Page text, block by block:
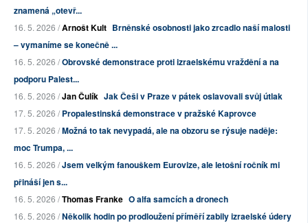
znamená „otevř...
16. 5. 2026 /Arnošt Kult Brněnské osobnosti jako zrcadlo naší malosti
– vymaníme se konečně ...
16. 5. 2026 /Obrovské demonstrace proti izraelskému vraždění a na
podporu Palest...
16. 5. 2026 /Jan Čulík Jak Češi v Praze v pátek oslavovali svůj útlak
17. 5. 2026 /Propalestinská demonstrace v pražské Kaprovce
17. 5. 2026 /Možná to tak nevypadá, ale na obzoru se rýsuje naděje:
moc Trumpa, ...
16. 5. 2026 /Jsem velkým fanouškem Eurovize, ale letošní ročník mi
přináší jen s...
16. 5. 2026 /Thomas Franke O alfa samcích a dronech
16. 5. 2026 /Několik hodin po prodloužení příměří zabily izraelské údery